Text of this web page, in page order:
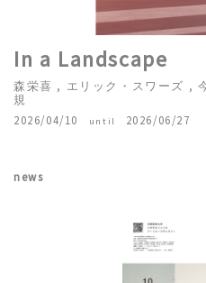
In a Landscape
森栄喜 , エリック・スワーズ ,
規
2026/04/10
until 2026/06/27
news